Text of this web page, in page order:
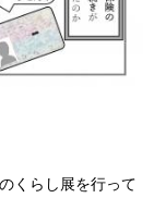
くらし展を行って